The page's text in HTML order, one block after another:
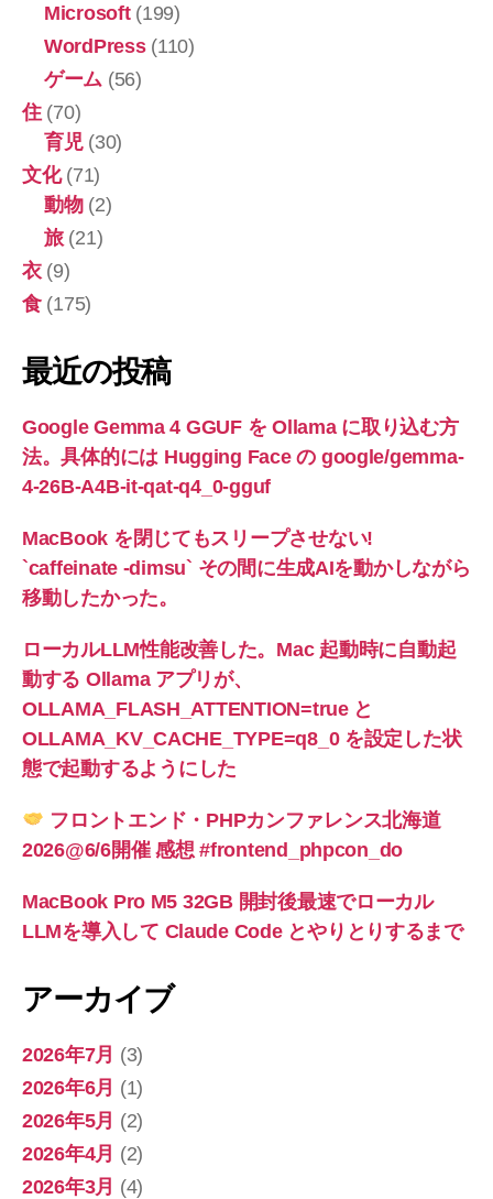
Microsoft(199)
WordPress(110)
ゲーム (56)
住(70)
育児(30)
文化(71)
動物(2)
旅(21)
衣(9)
食(175)
最近の投稿
Google Gemma 4 GGUF を Ollama に取り込む方
法。具体的には Hugging Face の google/gemma-
4-26B-A4B-it-qat-q4_0-gguf
MacBook を閉じてもスリープさせない!
`caffeinate -dimsu` その間に生成AIを動かしながら
移動したかった。
ローカルLLM性能改善した。Mac 起動時に自動起
動する Ollama アプリが、
OLLAMA_FLASH_ATTENTION=true と
OLLAMA_KV_CACHE_TYPE=q8_0 を設定した状
態で起動するようにした
フロントエンド・PHPカンファレンス北海道
2026@6/6開催 感想 #frontend_phpcon_do
MacBook Pro M5 32GB 開封後最速でローカル
LLMを導入して Claude Code とやりとりするまで
アーカイブ
2026年7月 (3)
2026年6月 (1)
2026年5月 (2)
2026年4月 (2)
2026年3月 (4)